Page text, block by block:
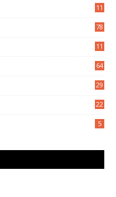
11
78
11
64
29
22
5